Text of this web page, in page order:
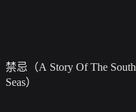
禁忌（A Story Of The South
Seas）